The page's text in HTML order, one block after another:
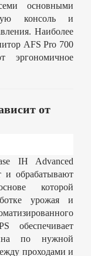
основными
консоль и
Наиболее
AFS Pro 700
эргономичное
от
IH Advanced
и обрабатывают
которой
урожая и
обеспечивает
по нужной
проходами и